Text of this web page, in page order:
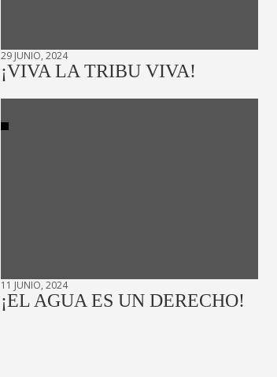
29 JUNIO, 2024
¡VIVA LA TRIBU VIVA!
11 JUNIO, 2024
¡EL AGUA ES UN DERECHO!